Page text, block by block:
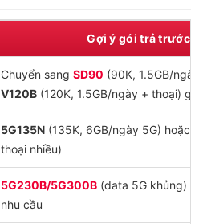
Gợi ý gói trả trước
Chuyển sang SD90 (90K, 1.5GB/
V120B (120K, 1.5GB/ngày + thoại)
5G135N (135K, 6GB/ngày 5G) hoặc
thoại nhiều)
5G230B/5G300B (data 5G khủng)
nhu cầu